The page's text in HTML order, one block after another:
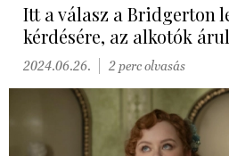
Itt a válasz a Bridgerton
kérdésére, az alkotók
2024.06.26. 2 perc olvasás